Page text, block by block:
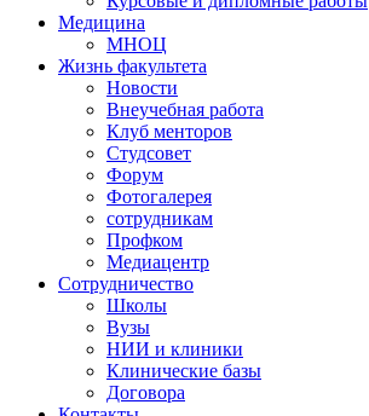
Медицина
МНОЦ
Жизнь факультета
Новости
Внеучебная работа
Клуб менторов
Студсовет
Форум
Фотогалерея
сотрудникам
Профком
Медиацентр
Сотрудничество
Школы
Вузы
НИИ и клиники
Клинические базы
Договора